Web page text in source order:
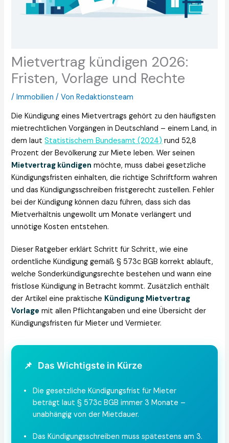
Mietvertrag kündigen 2026:
Fristen, Vorlage und Rechte
/Immobilien / VonRedaktionsteam
Die Kündigung eines Mietvertrags gehört zu den häufigsten
mietrechtlichen Vorgängen in Deutschland – einem Land, in
dem lautStatistischem Bundesamt (2024) rund 52,8
Prozent der Bevölkerung zur Miete leben. Wer seinen
Mietvertrag kündigen möchte, muss dabei gesetzliche
Kündigungsfristen einhalten, die richtige Schriftform wahren
und das Kündigungsschreiben fristgerecht zustellen. Fehler
bei der Kündigung können dazu führen, dass sich das
Mietverhältnis ungewollt um Monate verlängert und
unnötige Kosten entstehen.
Dieser Ratgeber erklärt Schritt für Schritt, wie eine
ordentliche Kündigung gemäß § 573c BGB korrekt abläuft,
welche Sonderkündigungsrechte bestehen und wann eine
fristlose Kündigung in Betracht kommt. Zusätzlich enthält
der Artikel eine praktische Kündigung Mietvertrag
Vorlage mit allen Pflichtangaben und eine Übersicht der
Kündigungsfristen für Mieter und Vermieter.
📌 Das Wichtigste in Kürze
•
Die gesetzliche Kündigungsfrist für Mieter
beträgt laut § 573c BGB immer 3 Monate –
unabhängig von der Mietdauer.
•
Das Kündigungsschreiben muss spätestens am 3.